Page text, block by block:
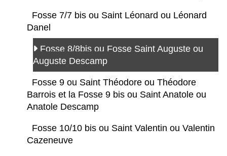
Fosse 7/7 bis ou Saint Léonard ou Léonard
Danel
Fosse 8/8bis ou Fosse Saint Auguste ou
Auguste Descamp
Fosse 9 ou Saint Théodore ou Théodore
Barrois et la Fosse 9 bis ou Saint Anatole ou
Anatole Descamp
Fosse 10/10 bis ou Saint Valentin ou Valentin
Cazeneuve